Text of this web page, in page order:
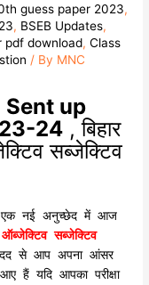
guess paper 2023,
, BSEB Updates,
pdf download,Class
/ By MNC
Sent up
24 , बिहार
सब्जेक्टिव
एक नई अनुच्छेद में आज
सब्जेक्टिव
से आप अपना आंसर
हैं यदि आपका परीक्षा